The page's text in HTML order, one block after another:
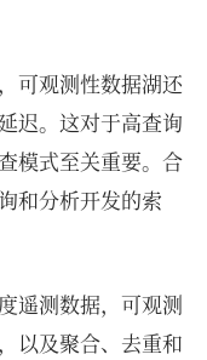
可观测性数据湖还
迟。这对于高查询
模式至关重要。合
和分析开发的索
遥测数据，可观测
以及聚合、去重和